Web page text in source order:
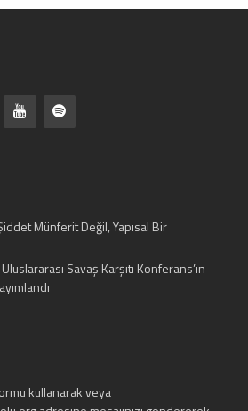
Münferit Değil, Yapısal Bir
Savaş Karşıtı Konferans’ın
kullanarak veya